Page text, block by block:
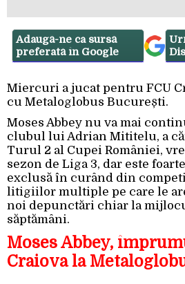
Adaugă-ne ca sursă
preferată în Google
Miercuri a jucat pentru FCU
cu Metaloglobus București.
Moses Abbey nu va mai
clubul lui Adrian Mititelu, a
Turul 2 al Cupei României,
sezon de Liga 3, dar este
exclusă în curând din
litigiilor multiple pe care le
noi depunctări chiar la
săptămâni.
Moses Abbey,
Craiova la